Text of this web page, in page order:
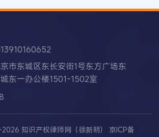
市东城区东长安街1号东方广场东
东一办公楼1501-1502室
知识产权律师网（徐新明） 京ICP备